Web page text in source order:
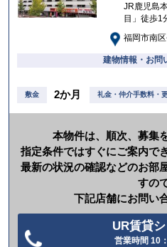
JR鹿児島
目」徒歩1
福岡市南
建物情報・お問
敷金 2か月 礼金・仲介手数料・
本物件は、順次、募集
指定条件ではすぐにご案内で
最新の状況の確認などのお部
すの
下記店舗にお問い
UR賃貸
営業時間 10